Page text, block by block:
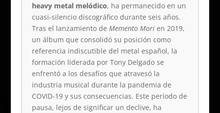
heavy metal melódico, ha permanecido en un
cuasi-silencio discográfico durante seis años.
Tras el lanzamiento de Memento Morien 2019,
un álbum que consolidó su posición como
referencia indiscutible del metal español, la
formación liderada por Tony Delgado se
enfrentó a los desafíos que atravesó la
industria musical durante la pandemia de
COVID-19 y sus consecuencias. Este período de
pausa, lejos de significar un declive, ha